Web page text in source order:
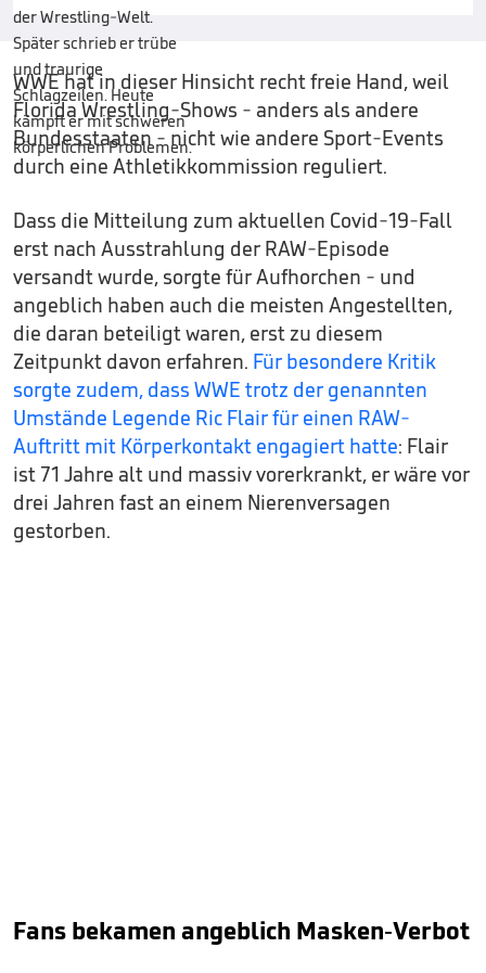
WWE hat in dieser Hinsicht recht freie Hand, weil
Florida Wrestling-Shows - anders als andere
Bundesstaaten - nicht wie andere Sport-Events
durch eine Athletikkommission reguliert.
Dass die Mitteilung zum aktuellen Covid-19-Fall
erst nach Ausstrahlung der RAW-Episode
versandt wurde, sorgte für Aufhorchen - und
angeblich haben auch die meisten Angestellten,
die daran beteiligt waren, erst zu diesem
Zeitpunkt davon erfahren. Für besondere Kritik
sorgte zudem, dass WWE trotz der genannten
Umstände Legende Ric Flair für einen RAW-
Auftritt mit Körperkontakt engagiert hatte: Flair
ist 71 Jahre alt und massiv vorerkrankt, er wäre vor
drei Jahren fast an einem Nierenversagen
gestorben.
Fans bekamen angeblich Masken-Verbot